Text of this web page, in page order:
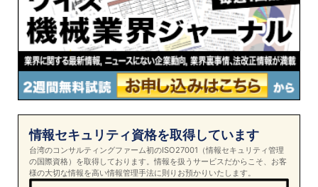
情報セキュリティ資格を取得しています
台湾のコンサルティングファーム初のISO27001（情報セキュリティ管理
の国際資格）を取得しております。情報を扱うサービスだからこそ、お客
様の大切な情報を高い情報管理手法に則りお預かりいたします。